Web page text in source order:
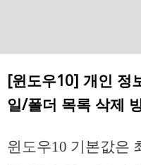
[윈도우10] 개인 정
일/폴더 목록 삭제
윈도우10 기본값은